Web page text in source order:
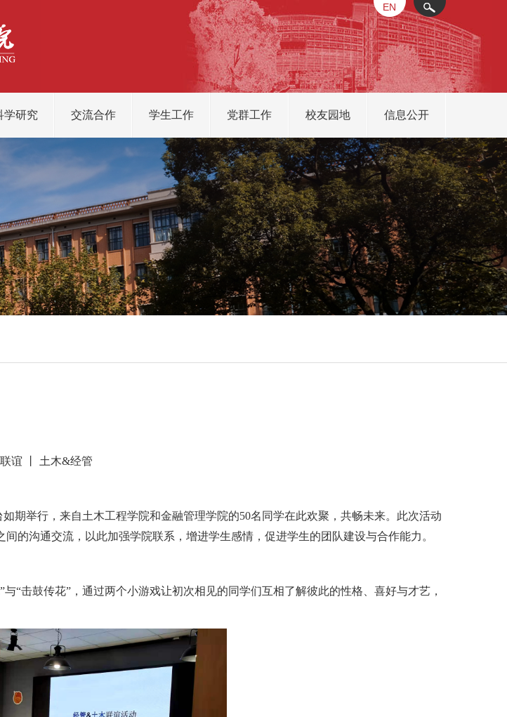
X
EN
学研究 交流合作 学生工作 党群工作 校友园地 信息公开
谊 丨 土木&经管
如期举行，来自土木工程学院和金融管理学院的50名同学在此欢聚，共畅未来。此次活动
的沟通交流，以此加强学院联系，增进学生感情，促进学生的团队建设与合作能力。
击鼓传花”，通过两个小游戏让初次相见的同学们互相了解彼此的性格、喜好与才艺，